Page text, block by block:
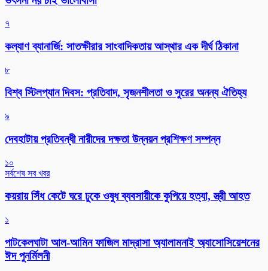
৭
কল্যাণ ব্যানার্জি: সাতক্ষীরার সাংবাদিকতায় আস্থার এক দীর্ঘ ঠিকানা
৮
বিশ্ব স্টিলপ্যান দিবস: প্রতিবাদ, সৃজনশীলতা ও সুরের অনন্য ঐতিহ্য
৯
দেবহাটায় প্রতিবন্ধী নারীদের দক্ষতা উন্নয়ন প্রশিক্ষণ সম্পন্ন
১০
সর্বশেষ সব খবর
কয়রায় সিঁধ কেটে ঘরে ঢুকে ওষুধ ব্যবসায়ীকে কুপিয়ে হত্যা, স্ত্রী আহত
১
পাটকেলঘাটা আল-আমিন ফাজিল মাদ্রাসা অ্যালামনাই অ্যাসোসিয়েশনের
ঈদ পুনর্মিলনী